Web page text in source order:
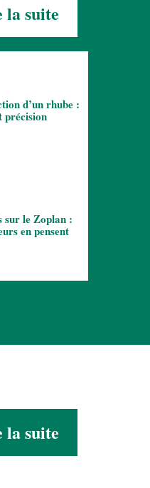
suite
d’un rhube :
précision
sur le Zoplan :
en pensent
suite